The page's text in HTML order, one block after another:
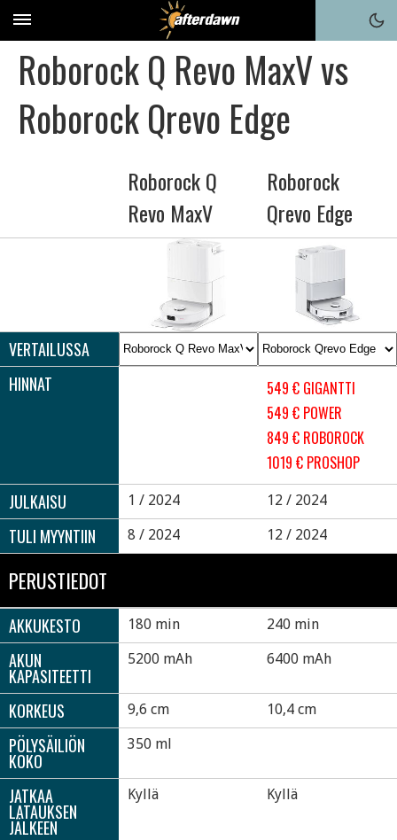
Roborock Q Revo MaxV vs
Roborock Qrevo Edge
Roborock Q
Revo MaxV
Roborock
Qrevo Edge
VERTAILUSSA
HINNAT
549 € GIGANTTI
549 € POWER
849 € ROBOROCK
1019 € PROSHOP
JULKAISU 1 / 2024 12 / 2024
TULI MYYNTIIN 8 / 2024 12 / 2024
PERUSTIEDOT
AKKUKESTO 180 min 240 min
AKUN
KAPASITEETTI
5200 mAh 6400 mAh
KORKEUS 9,6 cm 10,4 cm
PÖLYSÄILIÖN
KOKO
350 ml
JATKAA
LATAUKSEN
JÄLKEEN
Kyllä Kyllä